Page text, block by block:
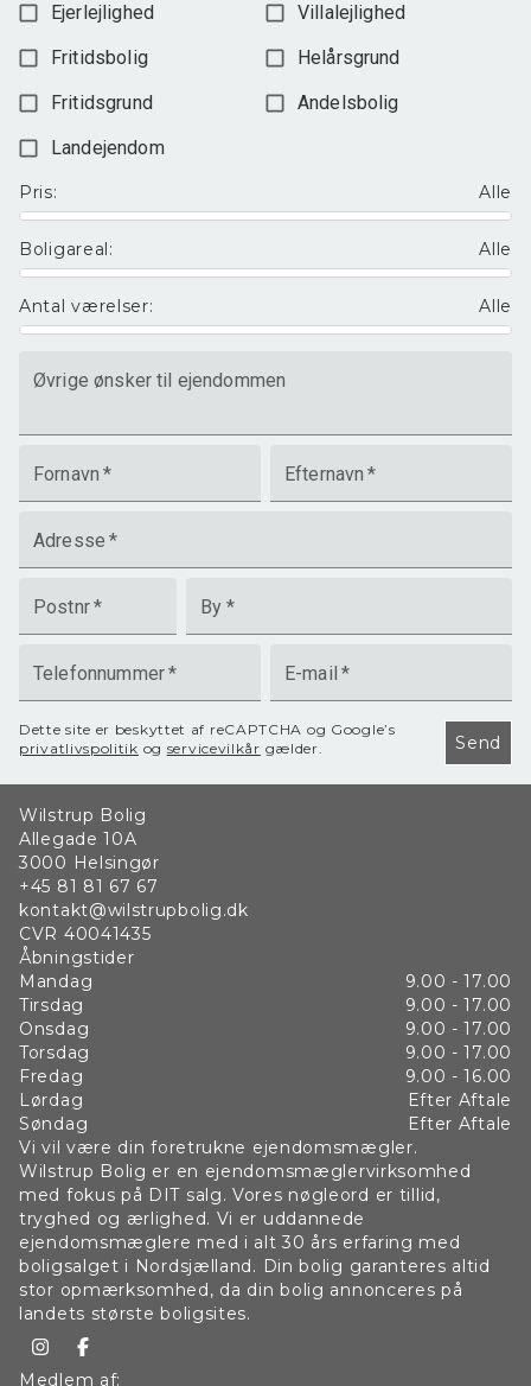
Ejerlejlighed
Villalejlighed
Fritidsbolig
Helårsgrund
Fritidsgrund
Andelsbolig
Landejendom
Pris: Alle
Boligareal: Alle
Antal værelser: Alle
Øvrige ønsker til ejendommen
Fornavn * Efternavn *
Adresse *
Postnr* By *
Telefonnummer* E-mail *
Dette site er beskyttet af reCAPTCHA og Google’s
privatlivspolitik og servicevilkår gælder. Send
Wilstrup Bolig
Allegade 10A
3000 Helsingør
+45 81 81 67 67
kontakt@wilstrupbolig.dk
CVR 40041435
Åbningstider
Mandag
9.00 - 17.00
Tirsdag
9.00 - 17.00
Onsdag
9.00 - 17.00
Torsdag
9.00 - 17.00
Fredag
9.00 - 16.00
Lørdag
Efter Aftale
Søndag
Efter Aftale
Vi vil være din foretrukne ejendomsmægler.
Wilstrup Bolig er en ejendomsmæglervirksomhed
med fokus på DIT salg. Vores nøgleord er tillid,
tryghed og ærlighed. Vi er uddannede
ejendomsmæglere med i alt 30 års erfaring med
boligsalget i Nordsjælland. Din bolig garanteres altid
stor opmærksomhed, da din bolig annonceres på
landets største boligsites.
Medlem af: